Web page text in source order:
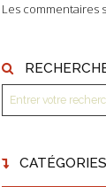
CATÉGORIES
Les commentaires